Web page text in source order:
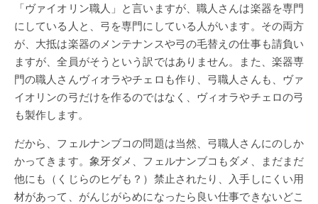
「ヴァイオリン職人」と言いますが、職人さんは楽器を専門
にしている人と、弓を専門にしている人がいます。その両方
が、大抵は楽器のメンテナンスや弓の毛替えの仕事も請負い
ますが、全員がそうという訳ではありません。また、楽器専
門の職人さんヴィオラやチェロも作り、弓職人さんも、ヴァ
イオリンの弓だけを作るのではなく、ヴィオラやチェロの弓
も製作します。
だから、フェルナンブコの問題は当然、弓職人さんにのしか
かってきます。象牙ダメ、フェルナンブコもダメ、まだまだ
他にも（くじらのヒゲも？）禁止されたり、入手しにくい用
材があって、がんじがらめになったら良い仕事できないどこ